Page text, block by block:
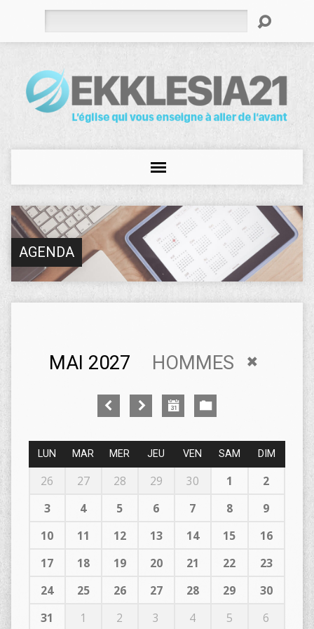
AGENDA
MAI 2027 HOMMES
LUN MAR MER JEU VEN SAM DIM
26 27 28 29 30 1
2
3
4 5 6 7 8
9
10
11 12 13 14 15
16
17
18 19 20 21 22
23
24
25 26 27 28 29
30
31
1 2 3 4 5 6